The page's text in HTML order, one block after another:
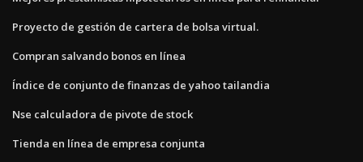
Proyecto de gestión de cartera de bolsa virtual.
Compran salvando bonos en línea
Índice de conjunto de finanzas de yahoo tailandia
Nse calculadora de pivote de stock
Tienda en línea de empresa conjunta